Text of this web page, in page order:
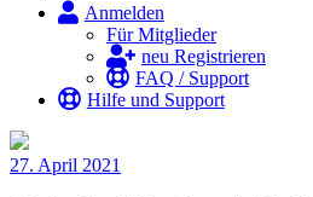
Anmelden
Für Mitglieder
neu Registrieren
FAQ / Support
Hilfe und Support
27. April 2021